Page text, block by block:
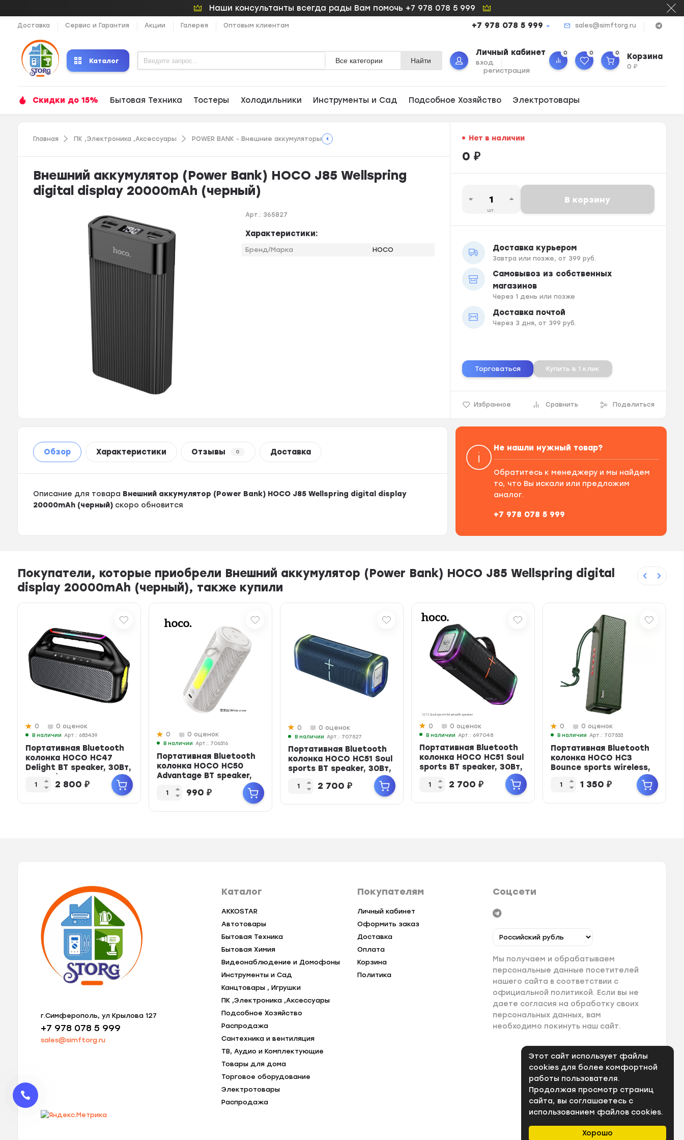
Хорошо
Этот сайт использует файлы
cookies для более комфортной
работы пользователя.
Продолжая просмотр страниц
сайта, вы соглашаетесь с
использованием файлов cookies.
Наши консультанты всегда рады Вам помочь +7 978 078 5 999
Доставка Сервис и Гарантия Акции Галерея Оптовым клиентам +7 978 078 5 999 sales@simftorg.ru
Каталог Все категории Найти
Личный кабинет
вход
регистрация
0 0 0 Корзина
0₽
Скидки до 15% Бытовая Техника Тостеры Холодильники Инструменты и Сад Подсобное Хозяйство Электротовары
Главная ПК ,Электроника ,Аксессуары POWER BANK - Внешние аккумуляторы
Внешний аккумулятор (Power Bank) HOCO J85 Wellspring
digital display 20000mAh (черный)
Арт.: 365827
Характеристики:
Бренд/Марка HOCO
Нет в наличии
0 ₽
шт.
В корзину
Доставка курьером
Завтра или позже, от 399 руб.
Самовывоз из собственных
магазинов
Через 1 день или позже
Доставка почтой
Через 3 дня, от 399 руб.
Избранное Сравнить Поделиться
Торговаться Купить в 1 клик
Обзор Характеристики Отзывы 0 Доставка
Описание для товара Внешний аккумулятор (Power Bank) HOCO J85 Wellspring digital display
20000mAh (черный) скоро обновится
Не нашли нужный товар?
Обратитесь к менеджеру и мы найдем
то, что Вы искали или предложим
аналог.
+7 978 078 5 999
Покупатели, которые приобрели Внешний аккумулятор (Power Bank) HOCO J85 Wellspring digital
display 20000mAh (черный), также купили
0 0 оценок
В наличии Арт.: 683439
Портативная Bluetooth
колонка HOCO HC47
Delight BT speaker, 30Вт,
TWS, microS...
2 800 ₽
0 0 оценок
В наличии Арт.: 706316
Портативная Bluetooth
колонка HOCO HC50
Advantage BT speaker,
990 ₽
0 0 оценок
В наличии Арт.: 707527
Портативная Bluetooth
колонка HOCO HC51 Soul
sports BT speaker, 30Вт,
2 700 ₽
0 0 оценок
В наличии Арт.: 697048
Портативная Bluetooth
колонка HOCO HC51 Soul
sports BT speaker, 30Вт,
2 700 ₽
0 0 оценок
В наличии Арт.: 707533
Портативная Bluetooth
колонка HOCO HC3
Bounce sports wireless,
1 350 ₽
г.Симферополь, ул Крылова 127
+7 978 078 5 999
sales@simftorg.ru
Каталог
AKKOSTAR
Автотовары
Бытовая Техника
Бытовая Химия
Видеонаблюдение и Домофоны
Инструменты и Сад
Канцтовары , Игрушки
ПК ,Электроника ,Аксессуары
Подсобное Хозяйство
Распродажа
Сантехника и вентиляция
ТВ, Аудио и Комплектующие
Товары для дома
Торговое оборудование
Электротовары
Распродажа
Покупателям
Личный кабинет
Оформить заказ
Доставка
Оплата
Корзина
Политика
Соцсети
Мы получаем и обрабатываем
персональные данные посетителей
нашего сайта в соответствии с
официальной политикой. Если вы не
даете согласия на обработку своих
персональных данных, вам
необходимо покинуть наш сайт.